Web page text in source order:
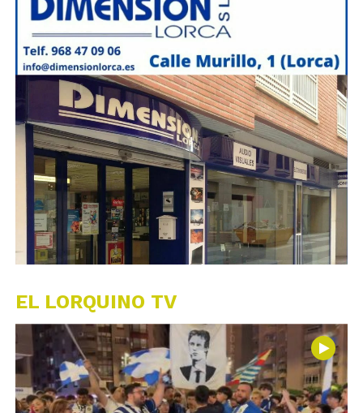
EL LORQUINO TV